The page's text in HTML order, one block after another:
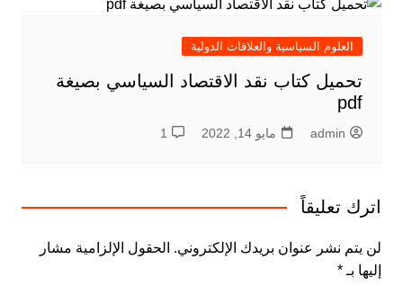
العلوم السياسية والعلاقات الدولية
تحميل كتاب نقد الاقتصاد السياسي بصيغة
pdf
admin مايو 14, 2022 1
اترك تعليقاً
لن يتم نشر عنوان بريدك الإلكتروني. الحقول الإلزامية مشار
إليها بـ *